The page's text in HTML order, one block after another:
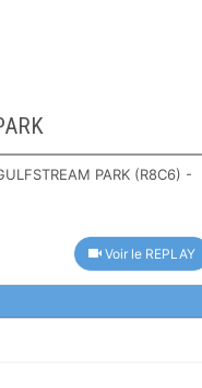
PARK (R8C6) -
Voir le REPLAY